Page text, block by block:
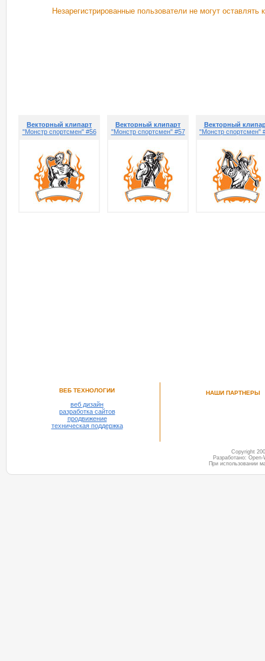
Незарегистрированные пользователи не могут
Векторный клипарт
"Монстр спортсмен" #56
Векторный клипарт
"Монстр спортсмен" #57
Векторный
"Монстр спортсмен"
ВЕБ ТЕХНОЛОГИИ
веб дизайн
разработка сайтов
продвижение
техническая поддержка
НАШИ ПАРТНЕРЫ
Copyright
Разработано:
При использовании